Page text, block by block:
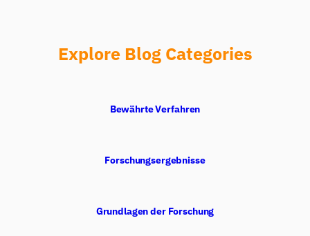
Explore Blog Categories
Bewährte Verfahren
Forschungsergebnisse
Grundlagen der Forschung
iMotions Forschungsassistent
beschreiben Sie, was Sie untersuchen möchten.